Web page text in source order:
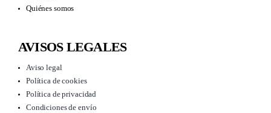
Quiénes somos
AVISOS LEGALES
Aviso legal
Política de cookies
Política de privacidad
Condiciones de envío